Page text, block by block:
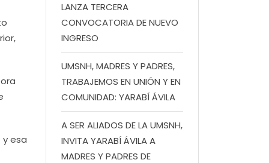
esa
LANZA TERCERA
CONVOCATORIA DE NUEVO
INGRESO
UMSNH, MADRES Y PADRES,
TRABAJEMOS EN UNIÓN Y EN
COMUNIDAD: YARABÍ ÁVILA
A SER ALIADOS DE LA UMSNH,
INVITA YARABÍ ÁVILA A
MADRES Y PADRES DE